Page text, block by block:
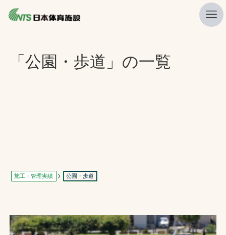
ニュース
会社概要
検索
「公園・歩道」の一覧
施工・管理実績 公園・歩道